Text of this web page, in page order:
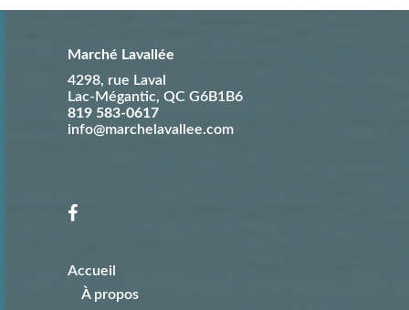
Marché Lavallée
4298, rue Laval
Lac-Mégantic, QC G6B1B6
819 583-0617
info@marchelavallee.com
Accueil
À propos